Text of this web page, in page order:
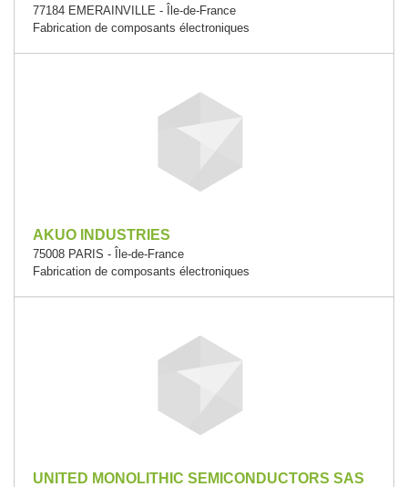
77184 EMERAINVILLE - Île-de-France
Fabrication de composants électroniques
AKUO INDUSTRIES
75008 PARIS - Île-de-France
Fabrication de composants électroniques
UNITED MONOLITHIC SEMICONDUCTORS SAS